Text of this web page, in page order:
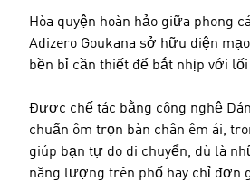
Hòa quyện hoàn hảo giữa phong
Adizero Goukana sở hữu diện
bền bỉ cần thiết để bắt nhịp với
Được chế tác bằng công nghệ
chuẩn ôm trọn bàn chân êm ái,
giúp bạn tự do di chuyển, dù là
năng lượng trên phố hay chỉ đơn